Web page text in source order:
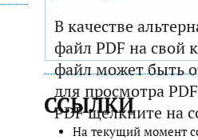
В качестве
файл PDF на свой
файл может быть
для просмотра
PDF щелкните на
ССЫЛКИ
На текущий момент